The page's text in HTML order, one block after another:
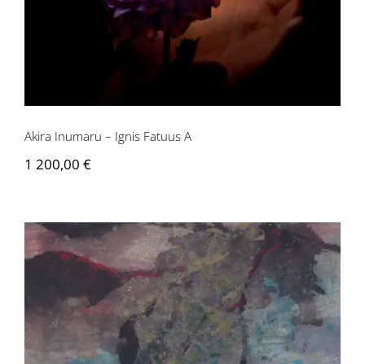
Akira Inumaru – Ignis Fatuus A
1 200,00 €